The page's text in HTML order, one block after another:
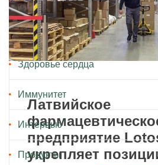
Латвийское
предприятие
укрепляет
Здоровье вен
Здоровье сердца
Иммунитет
Интервью
Продукты